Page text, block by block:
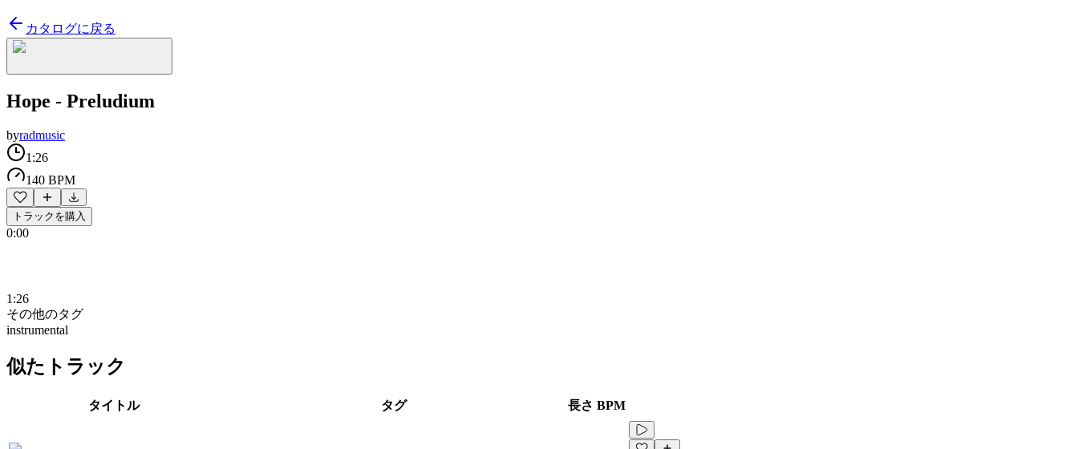
カタログに戻る
Hope - Preludium
byradmusic
1:26
140 BPM
トラックを購入
0:00
1:26
その他のタグ
instrumental
似たトラック
タイトル タグ 長さ BPM